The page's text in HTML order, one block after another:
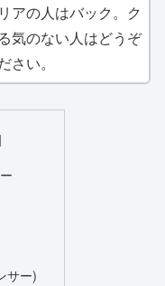
アの人はバック。ク
気のない人はどうぞ
い。
サー)